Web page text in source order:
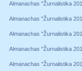
Almanachas "Žurnalistika
Almanachas "Žurnalistika
Almanachas "Žurnalistika
Almanachas "Žurnalistika
Almanachas "Žurnalistika